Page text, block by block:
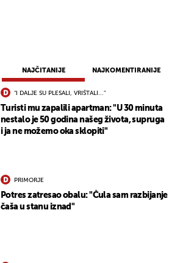
NAJČITANIJE NAJKOMENTIRANIJE
"I DALJE SU PLESALI, VRIŠTALI..."
Turisti mu zapalili apartman: "U 30 minuta
nestalo je 50 godina našeg života, supruga
i ja ne možemo oka sklopiti"
PRIMORJE
Potres zatresao obalu: "Čula sam razbijanje
čaša u stanu iznad"